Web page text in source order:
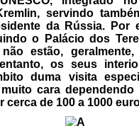
servindo
da Rússia. Por
o Palácio dos
estão,
os seus
duma visita
cara
cerca de 100 a 1000